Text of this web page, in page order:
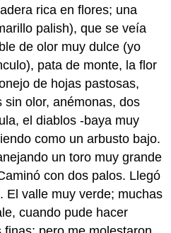
rica en flores; una
palish), que se veía
de olor muy dulce (yo
pata de monte, la flor
de hojas pastosas,
olor, anémonas, dos
el diablos -baya muy
como un arbusto bajo.
un toro muy grande
con dos palos. Llegó
El valle muy verde; muchas
cuando pude hacer